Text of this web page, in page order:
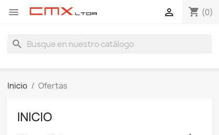
 shopping_cart (0)

search
Inicio Ofertas
INICIO